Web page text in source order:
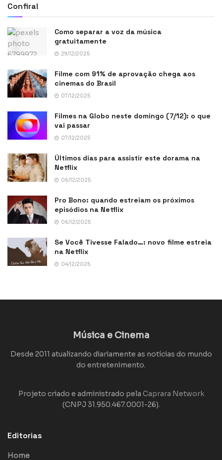
Confira!
Como separar a voz da música
gratuitamente
29/12/2025
Filme com 91% de aprovação chega aos
cinemas do Brasil
07/12/2025
Filmes na Globo neste domingo (7/12): o que
vai passar
07/12/2025
Últimos dias para assistir este dorama na
Netflix
06/12/2025
Pro Bono: quando estreiam os próximos
episódios na Netflix
06/12/2025
Se Você Tivesse Falado…: novo filme estreia
na Netflix
04/12/2025
Música e Cinema
Desde 2011 atualizando diariamente as notícias do mundo
do entretenimento.
Projeto criado e administrado pela Caprara Network
(CNPJ 31.950.467.0001-26).
Editorias
Home